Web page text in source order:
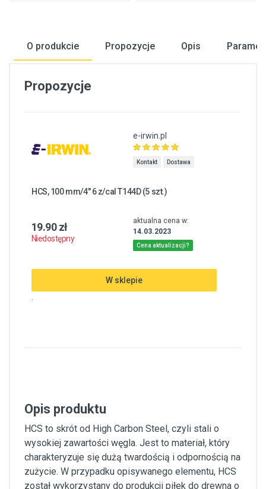
O produkcie Propozycje Opis
Propozycje
e-irwin.pl
Kontakt Dostawa
HCS, 100 mm/4″ 6 z/cal T144D (5 szt.)
19.90 zł
Niedostępny
aktualna cena w:
14.03.2023
Cena aktualizacji?
W sklepie
.
Opis produktu
HCS to skrót od High Carbon Steel, czyli stali o
wysokiej zawartości węgla. Jest to materiał, który
charakteryzuje się dużą twardością i odpornością na
zużycie. W przypadku opisywanego elementu, HCS
został wykorzystany do produkcji piłek do drewna o